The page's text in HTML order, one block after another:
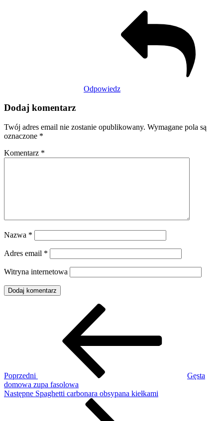
Odpowiedz
Dodaj komentarz
Twój adres email nie zostanie opublikowany. Wymagane pola są
oznaczone *
Komentarz *
Nazwa *
Adres email *
Witryna internetowa
Poprzedni
Gęsta
domowa zupa fasolowa
Następny
Następne Spaghetti carbonara obsypana kiełkami